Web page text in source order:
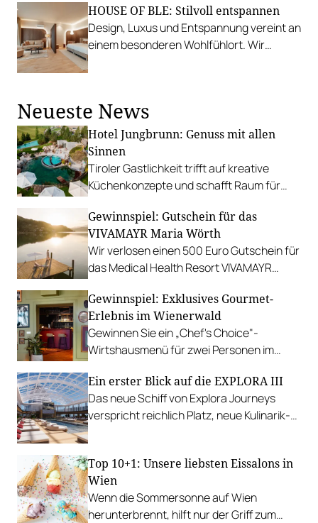
HOUSE OF BLE: Stilvoll entspannen
Design, Luxus und Entspannung vereint an
einem besonderen Wohlfühlort. Wir
Neueste News
Hotel Jungbrunn: Genuss mit allen
Sinnen
Tiroler Gastlichkeit trifft auf kreative
Küchenkonzepte und schafft Raum für
Gewinnen Sie eine Auszeit in Tannheim.
Gewinnspiel: Gutschein für das
VIVAMAYR Maria Wörth
Wir verlosen einen 500 Euro Gutschein für
das Medical Health Resort VIVAMAYR
Gewinnspiel: Exklusives Gourmet-
Erlebnis im Wienerwald
Gewinnen Sie ein „Chef's Choice"-
Wirtshausmenü für zwei Personen im
Gumpoldskirchen.
Ein erster Blick auf die EXPLORA III
Das neue Schiff von Explora Journeys
verspricht reichlich Platz, neue Kulinarik-
Top 10+1: Unsere liebsten Eissalons in
Wien
Wenn die Sommersonne auf Wien
herunterbrennt, hilft nur der Griff zum